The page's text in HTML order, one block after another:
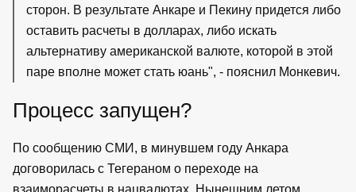
сторон. В результате Анкаре и Пекину придется либо
оставить расчеты в долларах, либо искать
альтернативу американской валюте, которой в этой
паре вполне может стать юань", - пояснил Монкевич.
Процесс запущен?
По сообщению СМИ, в минувшем году Анкара
договорилась с Тегераном о переходе на
взаиморасчеты в нацвалютах. Нынешним летом